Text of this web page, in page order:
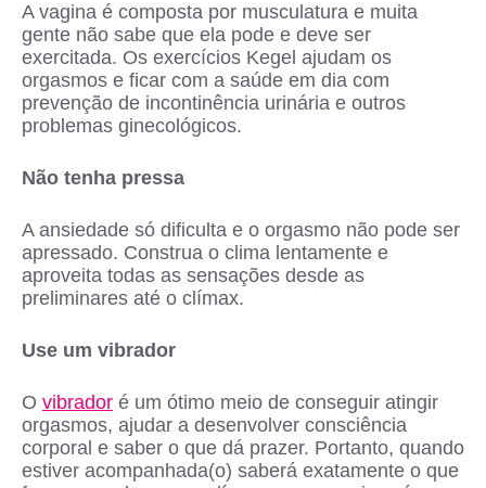
A vagina é composta por musculatura e muita
gente não sabe que ela pode e deve ser
exercitada. Os exercícios Kegel ajudam os
orgasmos e ficar com a saúde em dia com
prevenção de incontinência urinária e outros
problemas ginecológicos.
Não tenha pressa
A ansiedade só dificulta e o orgasmo não pode ser
apressado. Construa o clima lentamente e
aproveita todas as sensações desde as
preliminares até o clímax.
Use um vibrador
O vibrador é um ótimo meio de conseguir atingir
orgasmos, ajudar a desenvolver consciência
corporal e saber o que dá prazer. Portanto, quando
estiver acompanhada(o) saberá exatamente o que